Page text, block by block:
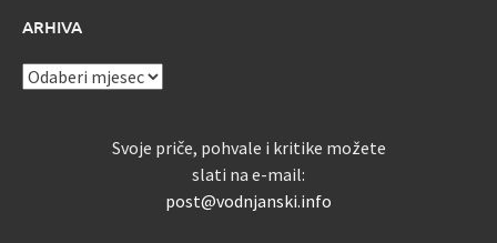
ARHIVA
ARHIVA
Svoje priče, pohvale i kritike možete
slati na e-mail:
post@vodnjanski.info